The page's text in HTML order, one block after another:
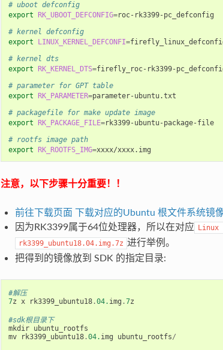
# uboot defconfig
export
RK_UBOOT_DEFCONFIG=roc-rk3399-
# kernel defconfig
export
LINUX_KERNEL_DEFCONFI=
# kernel dts
export
RK_KERNEL_DTS=firefly_roc-
# parameter for GPT table
export
RK_PARAMETER=parameter-
# packagefile for make update image
export
RK_PACKAGE_FILE=rk3399-ubuntu-
# rootfs image path
export
RK_ROOTFS_IMG=xxxx/
注意，以下步骤十分重要！！
前往下载页面 下载对应的Ubuntu 根文件系统镜
因为RK3399属于64位处理器，所以在对应
Linux
rk3399_ubuntu18.04.img.7z 进行举例。
把得到的镜像放到 SDK 的指定目录:
#解压
7z x rk3399_ubuntu18.04. img .7z
#sdk根目录下
mkdir ubuntu_rootfs
mv
rk3399_ubuntu18.04. img ubuntu_rootfs/